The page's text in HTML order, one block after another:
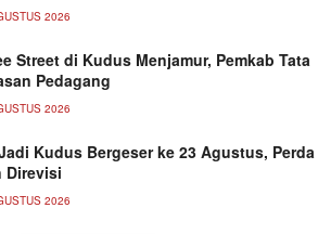
2026
Street di Kudus Menjamur, Pemkab Tata
Pedagang
2026
Kudus Bergeser ke 23 Agustus, Perda
Direvisi
2026